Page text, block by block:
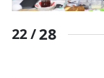
22 /28